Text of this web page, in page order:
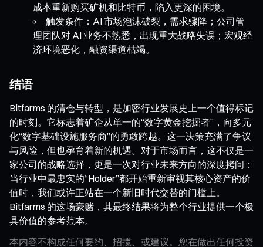
成本重新购买矿机和比特币，陷入更深的困境。
触发条件：AI 市场泡沫破裂，需求骤降；公司管
理团队对 AI 业务不熟悉，出现重大战略失误；宏观经
济环境恶化，融资渠道枯竭。
结语
Bitfarms 的清仓与转型，是加密行业发展史上一个值得标记
的时刻。它标志着矿企从单一的“数字黄金挖掘者”，向多元
化“数字基础设施服务商”的勇敢跨越。这一决策充满了争议
与风险，但也孕育着新的机遇。对于市场而言，这不仅是一
家公司的战略选择，更是一次对行业未来方向的深度拷问：
当行业中最忠实的“Holder”都开始重新审视其核心资产的价
值时，我们或许正站在一个新旧时代交替的门槛上。
Bitfarms 的这场豪赌，其最终结果将为整个行业提供一个极
具价值的参考范本。
本内容不构成任何要约、招揽、或建议。您在做出任何投资